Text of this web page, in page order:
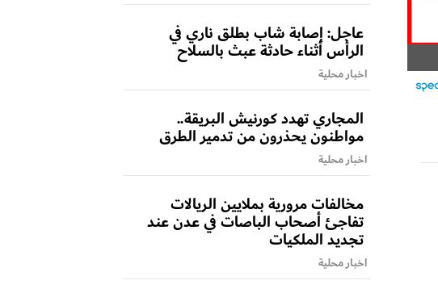
عاجل: إصابة شاب بطلق ناري في
الرأس أثناء حادثة عبث بالسلاح
اخبار محلية
المجاري تهدد كورنيش البريقة..
مواطنون يحذرون من تدمير الطرق
اخبار محلية
مخالفات مرورية بملايين الريالات
تفاجئ أصحاب الباصات في عدن عند
تجديد الملكيات
اخبار محلية